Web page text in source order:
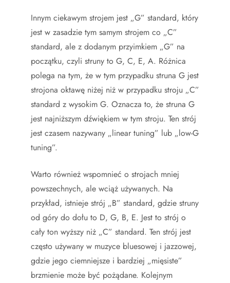
Innym ciekawym strojem jest „G” standard, który
jest w zasadzie tym samym strojem co „C”
standard, ale z dodanym przyimkiem „G” na
początku, czyli struny to G, C, E, A. Różnica
polega na tym, że w tym przypadku struna G jest
strojona oktawę niżej niż w przypadku stroju „C”
standard z wysokim G. Oznacza to, że struna G
jest najniższym dźwiękiem w tym stroju. Ten strój
jest czasem nazywany „linear tuning” lub „low-G
tuning”.
Warto również wspomnieć o strojach mniej
powszechnych, ale wciąż używanych. Na
przykład, istnieje strój „B” standard, gdzie struny
od góry do dołu to D, G, B, E. Jest to strój o
cały ton wyższy niż „C” standard. Ten strój jest
często używany w muzyce bluesowej i jazzowej,
gdzie jego ciemniejsze i bardziej „mięsiste”
brzmienie może być pożądane. Kolejnym